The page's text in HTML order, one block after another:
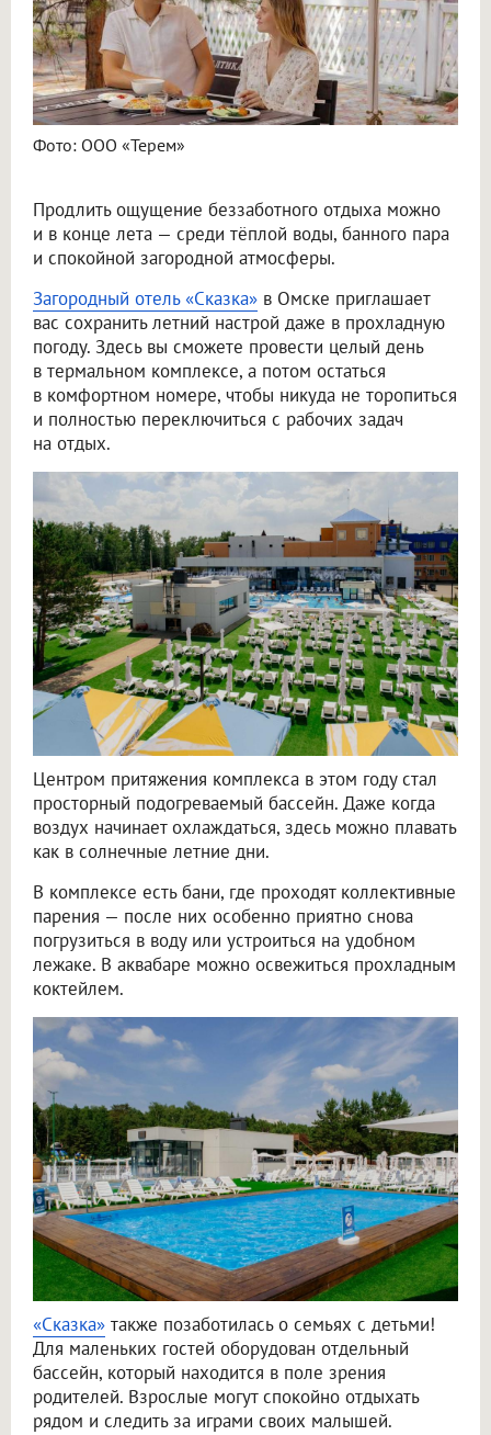
Фото: ООО «Терем»
Продлить ощущение беззаботного отдыха можно
и в конце лета — среди тёплой воды, банного пара
и спокойной загородной атмосферы.
Загородный отель «Сказка» в Омске приглашает
вас сохранить летний настрой даже в прохладную
погоду. Здесь вы сможете провести целый день
в термальном комплексе, а потом остаться
в комфортном номере, чтобы никуда не торопиться
и полностью переключиться с рабочих задач
на отдых.
Центром притяжения комплекса в этом году стал
просторный подогреваемый бассейн. Даже когда
воздух начинает охлаждаться, здесь можно плавать
как в солнечные летние дни.
В комплексе есть бани, где проходят коллективные
парения — после них особенно приятно снова
погрузиться в воду или устроиться на удобном
лежаке. В аквабаре можно освежиться прохладным
коктейлем.
«Сказка» также позаботилась о семьях с детьми!
Для маленьких гостей оборудован отдельный
бассейн, который находится в поле зрения
родителей. Взрослые могут спокойно отдыхать
рядом и следить за играми своих малышей.